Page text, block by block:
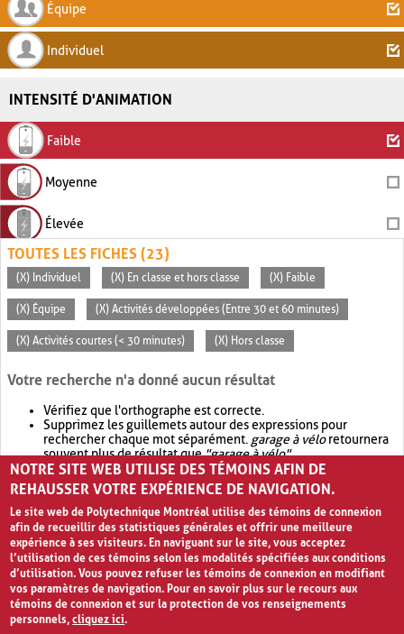
Équipe
Individuel
INTENSITÉ D'ANIMATION
Faible
Moyenne
Élevée
TOUTES LES FICHES (23)
(X) Individuel (X) En classe et hors classe (X) Faible
(X) Équipe (X) Activités développées (Entre 30 et 60 minutes)
(X) Activités courtes (< 30 minutes) (X) Hors classe
Votre recherche n'a donné aucun résultat
Vérifiez que l'orthographe est correcte.
Supprimez les guillemets autour des expressions pour
rechercher chaque mot séparément. garage à véloretournera
souvent plus de résultat que"garage à vélo".
Envisagez d'élargir votre recherche avec OR.garage OR vélo
retournera souvent plus de résultat quegarage à vélo
NOTRE SITE WEB UTILISE DES TÉMOINS AFIN DE
REHAUSSER VOTRE EXPÉRIENCE DE NAVIGATION.
Le site web de Polytechnique Montréal utilise des témoins de connexion
afin de recueillir des statistiques générales et offrir une meilleure
expérience à ses visiteurs. En naviguant sur le site, vous acceptez
l’utilisation de ces témoins selon les modalités spécifiées aux conditions
d’utilisation. Vous pouvez refuser les témoins de connexion en modifiant
vos paramètres de navigation. Pour en savoir plus sur le recours aux
témoins de connexion et sur la protection de vos renseignements
personnels,cliquez ici.